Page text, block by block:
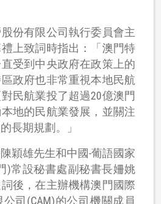
份有限公司執行委員會主
上致詞時指出：「澳門特
受到中央政府在政策上的
政府也非常重視本地民航
民航業投了超過20億澳門
地的民航業發展，並關注
長期規劃。」
穎雄先生和中國-葡語國家
)常設秘書處副秘書長姍姚
後，在主辦機構澳門國際
司(CAM)的公司機關成員